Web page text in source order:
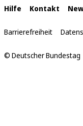
Interne
Links
Hilfe Kontakt
Barrierefreiheit
© Deutscher Bundestag